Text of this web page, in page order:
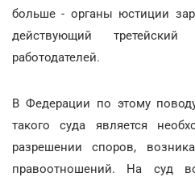
больше - органы юстиции
действующий
работодателей.
В Федерации по этому
такого суда является
разрешении споров,
правоотношений. На суд